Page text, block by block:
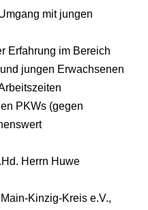
mit jungen
Erfahrung im Bereich
jungen Erwachsenen
PKWs (gegen
Herrn Huwe
Kinzig-Kreis e.V.,